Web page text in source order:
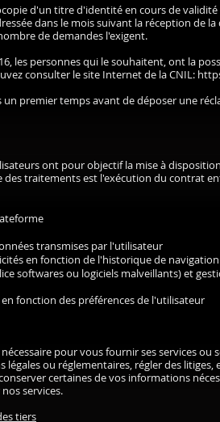
d'un titre d'identité en cours de
dans le mois suivant la réception de
de demandes l'exigent.
les personnes qui le souhaitent, ont la
consulter le site Internet de la CNIL:
premier temps avant de déposer une
ont pour objectif la mise à
traitements est l'exécution du contrat
transmises par l'utilisateur
en fonction de l'historique de
softwares ou logiciels malveillants) et
fonction des préférences de l'utilisateur
pour vous fournir ses services ou
ou réglementaires, régler des
certaines de vos informations
services.
tiers